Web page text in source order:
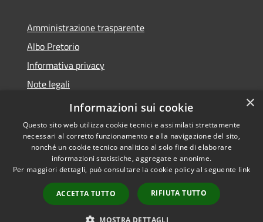
Amministrazione trasparente
Albo Pretorio
Informativa privacy
Note legali
Dichiarazione di accessibilità
Accessibilità
Copyright © 2026 • Comune di
Gimigliano • Powered by
Municipium•
Accesso
redazione
×
Informazioni sui cookie
Questo sito web utilizza cookie tecnici e assimilati strettamente
necessari al corretto funzionamento e alla navigazione del sito,
nonché un cookie tecnico analitico al solo fine di elaborare
informazioni statistiche, aggregate e anonime.
Per maggiori dettagli, può consultare la cookie policy al seguente link
ACCETTA TUTTO RIFIUTA TUTTO
MOSTRA DETTAGLI